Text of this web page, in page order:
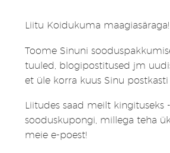
Liitu Koidukuma maagiasäraga!
Toome Sinuni
tuuled, blogipostitused jm
et üle korra kuus Sinu
Liitudes saad meilt kingituseks -
sooduskupongi, millega teha
meie e-poest!